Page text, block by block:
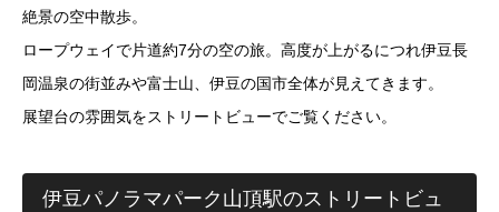
絶景の空中散歩。
ロープウェイで片道約7分の空の旅。高度が上がるにつれ伊豆長
岡温泉の街並みや富士山、伊豆の国市全体が見えてきます。
展望台の雰囲気をストリートビューでご覧ください。
伊豆パノラマパーク山頂駅のストリートビュ